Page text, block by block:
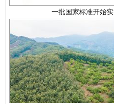
以产业富民促振兴